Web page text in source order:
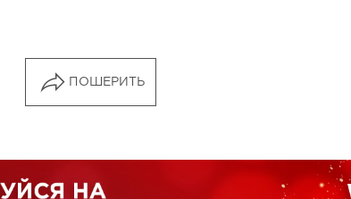
ПОШЕРИТЬ